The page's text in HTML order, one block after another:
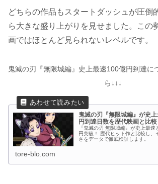
どちらの作品もスタートダッシュが圧倒
ら大きな盛り上がりを見せました。この
画ではほとんど見られないレベルです。
鬼滅の刃『無限城編』史上最速100億円到達に
ら↓↓↓
鬼滅の刃『無限城編』が史
円到達日数を歴代映画と比較
『鬼滅の刃 無限城編』が史上最
円突破！ 歴代ヒット作と比較し、
さをデータで徹底検証します。
tore-blo.com